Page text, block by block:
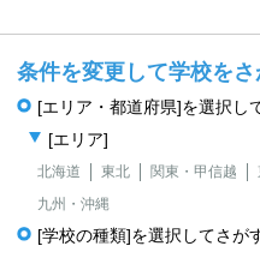
条件を変更して学校をさ
[エリア・都道府県]を選択し
[エリア]
北海道 東北 関東・甲信越
九州・沖縄
[学校の種類]を選択してさが